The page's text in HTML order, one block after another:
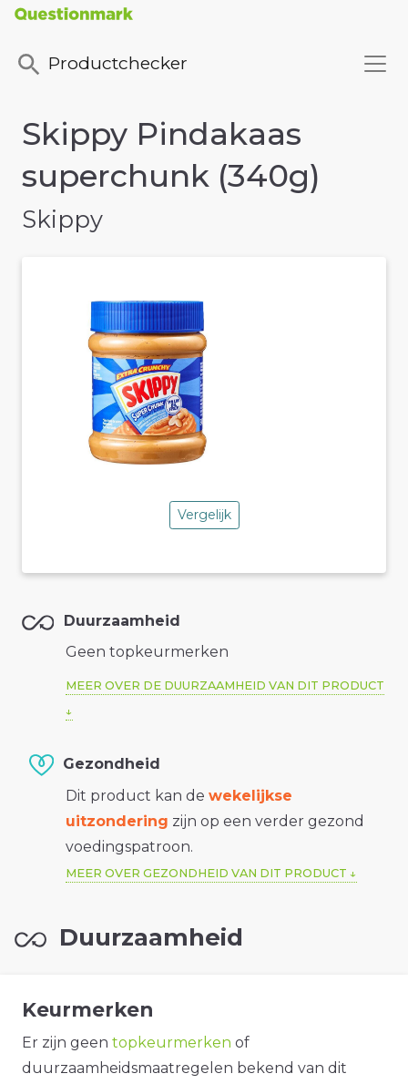
Productchecker
Skippy Pindakaas
superchunk (340g)
Skippy
Vergelijk
Duurzaamheid
Geen topkeurmerken
MEER OVER DE DUURZAAMHEID VAN DIT PRODUCT
Gezondheid
Dit product kan de wekelijkse
uitzondering zijn op een verder gezond
voedingspatroon.
MEER OVER GEZONDHEID VAN DIT PRODUCT
Duurzaamheid
Keurmerken
Er zijn geen topkeurmerken of
duurzaamheidsmaatregelen bekend van dit